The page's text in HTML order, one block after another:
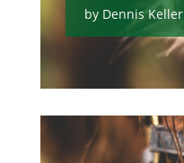
by Dennis Keller